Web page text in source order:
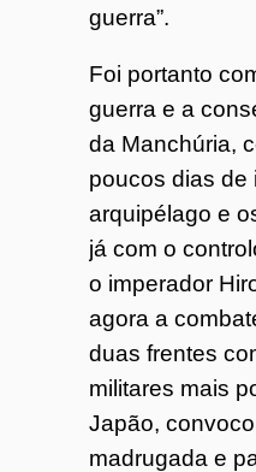
guerra”.
Foi portanto
guerra e a
da Manchúria,
poucos dias de
arquipélago e
já com o
o imperador
agora a
duas frentes
militares mais
Japão,
madrugada e